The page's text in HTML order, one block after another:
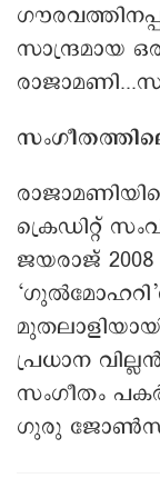
സാന്ദ്രമായ
ക്രെഡിറ്റ്
ജയരാജ്
പ്രധാന
സംഗീതം
ഗുരു